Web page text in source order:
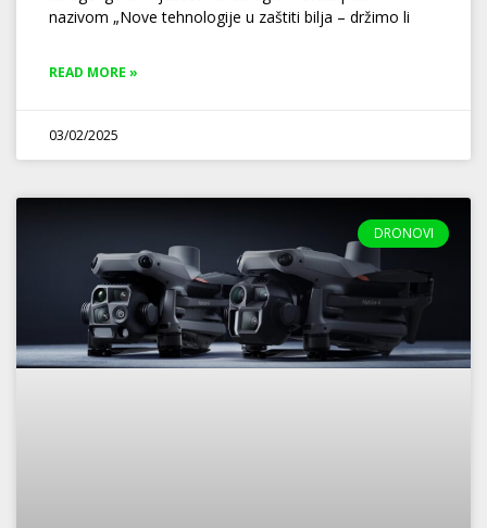
nazivom „Nove tehnologije u zaštiti bilja – držimo li
READ MORE »
03/02/2025
DRONOVI